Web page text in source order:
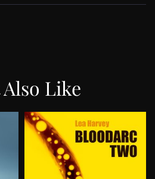
Like